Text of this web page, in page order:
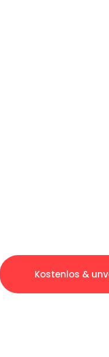
Kostenlos &